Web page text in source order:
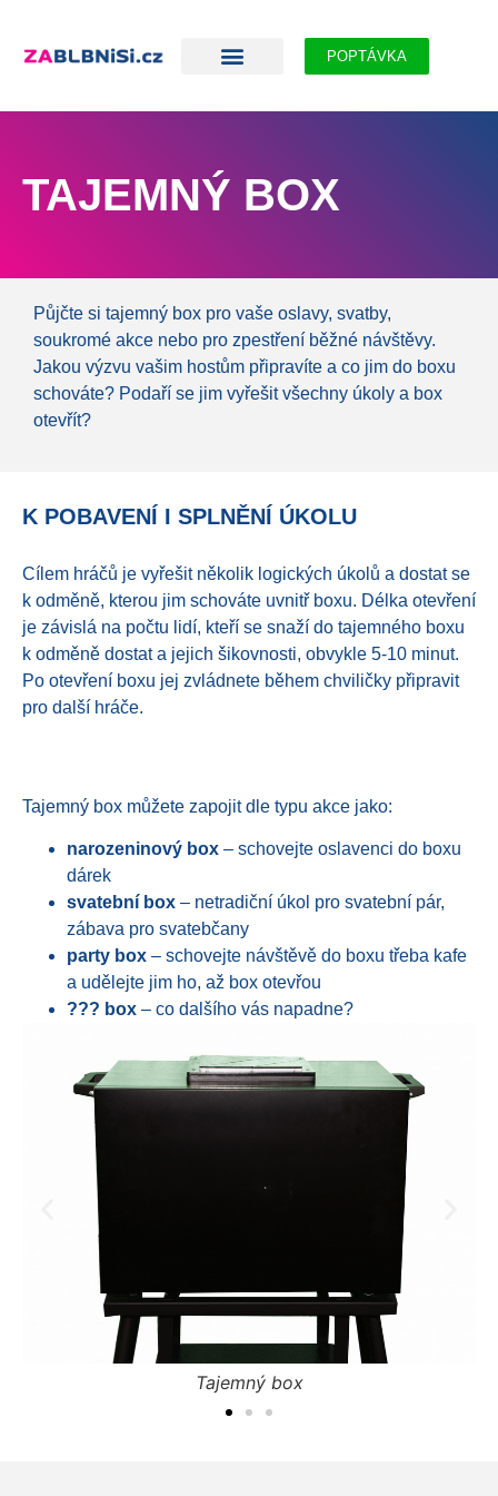
POPTÁVKA
TAJEMNÝ BOX
Půjčte si tajemný box pro vaše oslavy, svatby,
soukromé akce nebo pro zpestření běžné návštěvy.
Jakou výzvu vašim hostům připravíte a co jim do boxu
schováte? Podaří se jim vyřešit všechny úkoly a box
otevřít?
K POBAVENÍ I SPLNĚNÍ ÚKOLU
Cílem hráčů je vyřešit několik logických úkolů a dostat se
k odměně, kterou jim schováte uvnitř boxu. Délka otevření
je závislá na počtu lidí, kteří se snaží do tajemného boxu
k odměně dostat a jejich šikovnosti, obvykle 5-10 minut.
Po otevření boxu jej zvládnete během chviličky připravit
pro další hráče.
Tajemný box můžete zapojit dle typu akce jako:
narozeninový box – schovejte oslavenci do boxu
dárek
svatební box – netradiční úkol pro svatební pár,
zábava pro svatebčany
party box – schovejte návštěvě do boxu třeba kafe
a udělejte jim ho, až box otevřou
??? box – co dalšího vás napadne?
Tajemný box